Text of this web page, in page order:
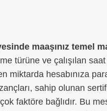
maaşınız temel
türüne ve çalışılan
miktarda hesabınıza
sahip olunan
faktöre bağlıdır. Bu